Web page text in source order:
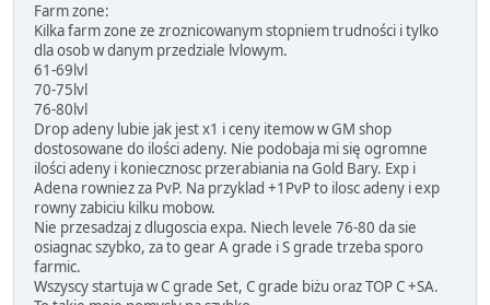
Farm zone:
Kilka farm zone ze zroznicowanym stopniem trudności i tylko
dla osob w danym przedziale lvlowym.
61-69lvl
70-75lvl
76-80lvl
Drop adeny lubie jak jest x1 i ceny itemow w GM shop
dostosowane do ilości adeny. Nie podobaja mi się ogromne
ilości adeny i koniecznosc przerabiania na Gold Bary. Exp i
Adena rowniez za PvP. Na przyklad +1PvP to ilosc adeny i exp
rowny zabiciu kilku mobow.
Nie przesadzaj z dlugoscia expa. Niech levele 76-80 da sie
osiagnac szybko, za to gear A grade i S grade trzeba sporo
farmic.
Wszyscy startuja w C grade Set, C grade biżu oraz TOP C +SA.